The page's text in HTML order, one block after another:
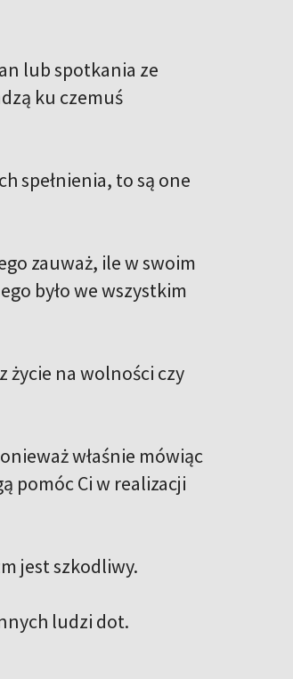
lub spotkania ze
ku czemuś
spełnienia, to są one
zauważ, ile w swoim
było we wszystkim
życie na wolności czy
właśnie mówiąc
pomóc Ci w realizacji
jest szkodliwy.
ludzi dot.